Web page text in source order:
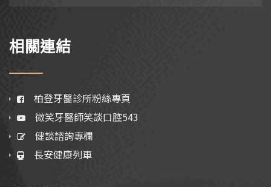
相關連結
柏登牙醫診所粉絲專頁
微笑牙醫師笑談口腔543
健談諮詢專欄
長安健康列車